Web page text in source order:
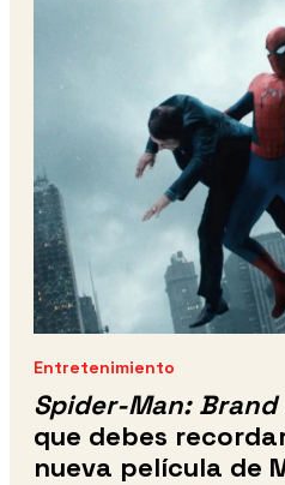
Entretenimiento
Spider-Man: Brand
que debes
nueva película de